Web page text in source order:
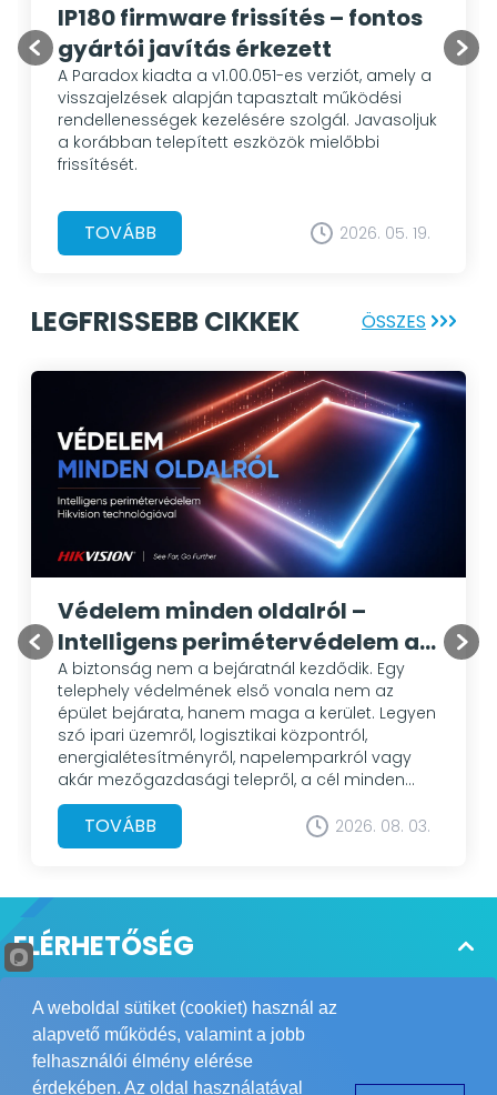
IP180 firmware frissítés – fontos
gyártói javítás érkezett
A Paradox kiadta a v1.00.051-es verziót, amely a
visszajelzések alapján tapasztalt működési
rendellenességek kezelésére szolgál. Javasoljuk
a korábban telepített eszközök mielőbbi
frissítését.
TOVÁBB 2026. 05. 19.
LEGFRISSEBB CIKKEK ÖSSZES
Védelem minden oldalról –
Intelligens perimétervédelem a
Hikvision megoldásaival
A biztonság nem a bejáratnál kezdődik. Egy
telephely védelmének első vonala nem az
épület bejárata, hanem maga a kerület. Legyen
szó ipari üzemről, logisztikai központról,
energialétesítményről, napelemparkról vagy
akár mezőgazdasági telepről, a cél minden
esetben ugyanaz: az illetéktelen behatolás
mielőbbi felismerése és megakadályozása. A
hagyományos videómegfigyelő rendszerek sok
védelemben: felismerik a veszélyt, riasztanak,
követik a célpontot, sőt szükség esetén
azonnali elrettentő jelzést is adnak.
TOVÁBB 2026. 08. 03.
ELÉRHETŐSÉG
Tájékoztatjuk Önöket, hogy a POWER
Biztonságtechnikai Kft. nagykereskedés, így csak
telepítőket és viszonteladókat áll módunkban
kiszolgálni. Megértésüket köszönjük.
A weboldal sütiket (cookiet) használ az
alapvető működés, valamint a jobb
felhasználói élmény elérése
érdekében. Az oldal használatával